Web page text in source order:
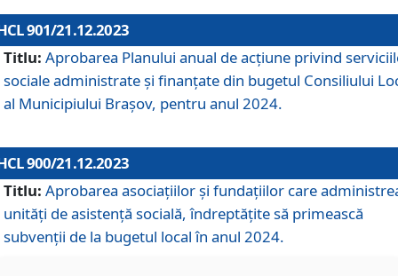
901/21.12.2023
Titlu: Aprobarea Planului anual de acțiune privind
sociale administrate și finanțate din bugetul Consiliului
al Municipiului Brașov, pentru anul 2024.
900/21.12.2023
Titlu: Aprobarea asociațiilor şi fundațiilor care
unități de asistenţă socială, îndreptăţite să primească
subvenţii de la bugetul local în anul 2024.